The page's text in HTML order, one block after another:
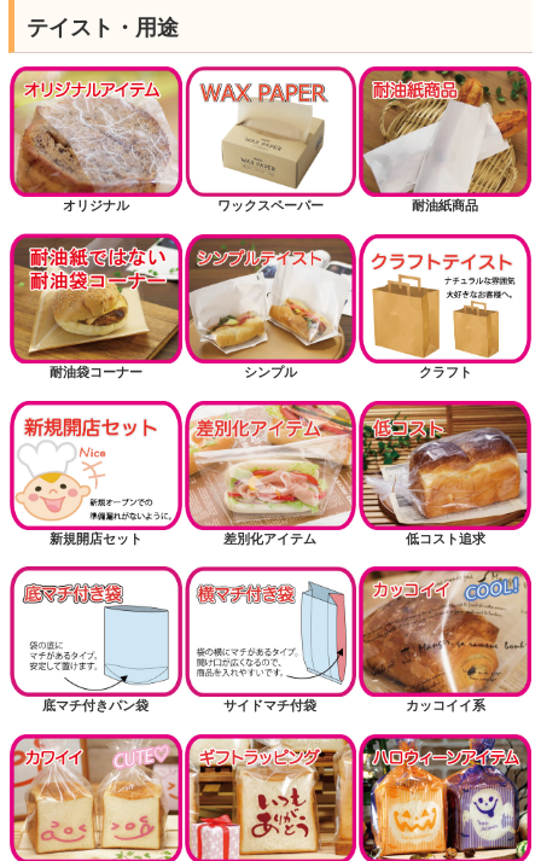
テイスト・用途
オリジナル ワックスペーパー 耐油紙商品
耐油袋コーナー シンプル クラフト
新規開店セット 差別化アイテム 低コスト追求
底マチ付きパン袋 サイドマチ付袋 カッコイイ系